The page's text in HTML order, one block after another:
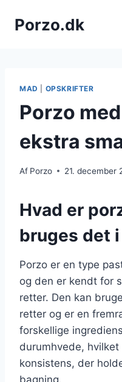
Porzo.dk
MAD OPSKRIFTER
Porzo
ekstra
Af Porzo 21. december
Hvad er
bruges det
Porzo er en type
og den er kendt for
retter. Den kan
retter og er en
forskellige
durumhvede,
konsistens, der
bagning.